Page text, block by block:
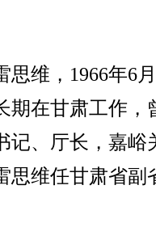
维，1966年6
期在甘肃工作，
记、厅长，嘉峪
思维任甘肃省副